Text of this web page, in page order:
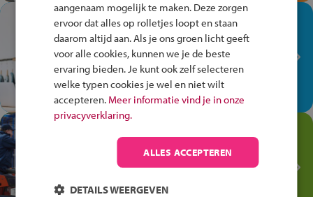
In de winkel ben je op je
plek!
Ontdek via het vmbo jouw talent
op de winkelvloer, waar elke dag
anders is!
Transport en Logistiek
Kies voor vmbo Transport en
logistiek: daar kun je mee
aangenaam mogelijk te maken. Deze zorgen
ervoor dat alles op rolletjes loopt en staan
daarom altijd aan. Als je ons groen licht geeft
voor alle cookies, kunnen we je de beste
ervaring bieden. Je kunt ook zelf selecteren
welke typen cookies je wel en niet wilt
accepteren. Meer informatie vind je in onze
privacyverklaring.
ALLES ACCEPTEREN
DETAILS WEERGEVEN